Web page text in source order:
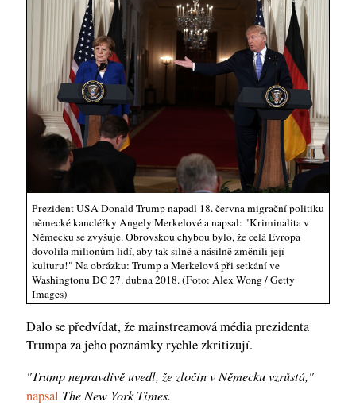
Prezident USA Donald Trump napadl 18. června migrační politiku
německé kancléřky Angely Merkelové a napsal: "Kriminalita v
Německu se zvyšuje. Obrovskou chybou bylo, že celá Evropa
dovolila milionům lidí, aby tak silně a násilně změnili její
kulturu!" Na obrázku: Trump a Merkelová při setkání ve
Washingtonu DC 27. dubna 2018. (Foto: Alex Wong / Getty
Images)
Dalo se předvídat, že mainstreamová média prezidenta
Trumpa za jeho poznámky rychle zkritizují.
"Trump nepravdivě uvedl, že zločin v Německu vzrůstá,"
napsal The New York Times.